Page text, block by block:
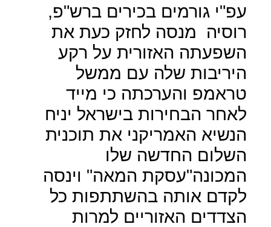
עפ"י גורמים בכירים ברש"פ,
רוסיה
מנסה לחזק כעת את
השפעתה האזורית על רקע
היריבות שלה עם ממשל
טראמפ והערכתה כי מייד
לאחר הבחירות בישראל יניח
הנשיא האמריקני את תוכנית
השלום החדשה שלו
המכונה"עסקת המאה" וינסה
לקדם אותה בהשתתפות כל
הצדדים האזוריים למרות